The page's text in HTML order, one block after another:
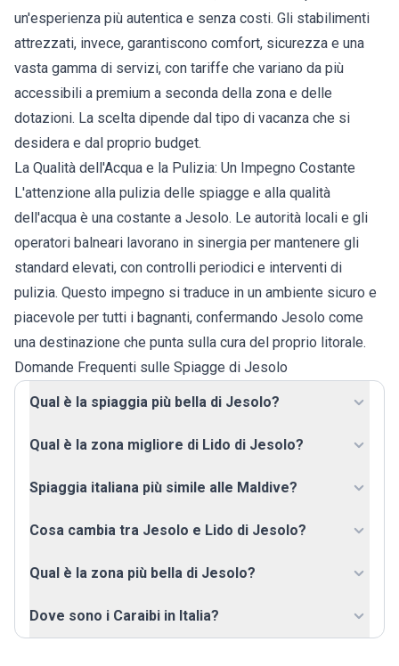
un'esperienza più autentica e senza costi. Gli stabilimenti
attrezzati, invece, garantiscono comfort, sicurezza e una
vasta gamma di servizi, con tariffe che variano da più
accessibili a premium a seconda della zona e delle
dotazioni. La scelta dipende dal tipo di vacanza che si
desidera e dal proprio budget.
La Qualità dell'Acqua e la Pulizia: Un Impegno Costante
L'attenzione alla pulizia delle spiagge e alla qualità
dell'acqua è una costante a Jesolo. Le autorità locali e gli
operatori balneari lavorano in sinergia per mantenere gli
standard elevati, con controlli periodici e interventi di
pulizia. Questo impegno si traduce in un ambiente sicuro e
piacevole per tutti i bagnanti, confermando Jesolo come
una destinazione che punta sulla cura del proprio litorale.
Domande Frequenti sulle Spiagge di Jesolo
Qual è la spiaggia più bella di Jesolo?
Qual è la zona migliore di Lido di Jesolo?
Spiaggia italiana più simile alle Maldive?
Cosa cambia tra Jesolo e Lido di Jesolo?
Qual è la zona più bella di Jesolo?
Dove sono i Caraibi in Italia?